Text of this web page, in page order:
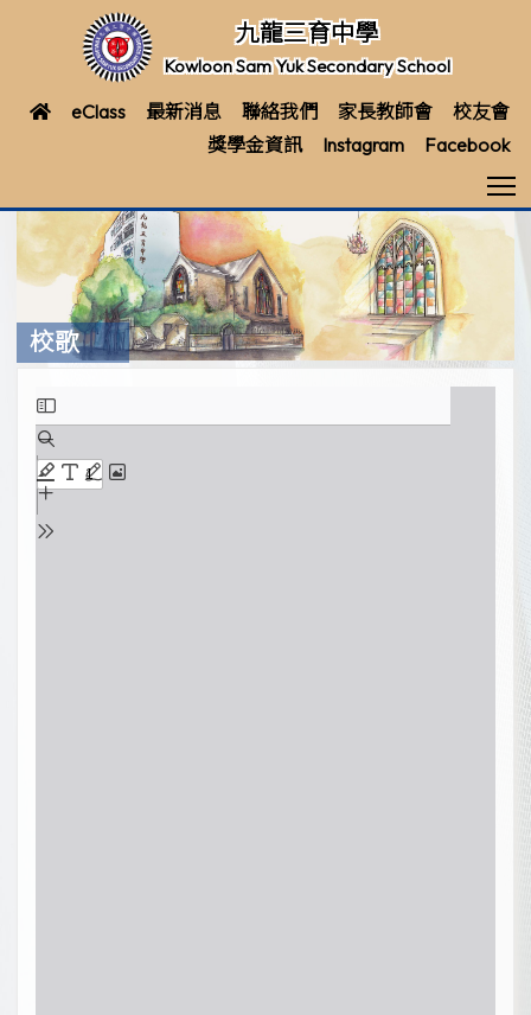
九龍三育中學
Kowloon Sam Yuk Secondary School
eClass 最新消息 聯絡我們 家長教師會
校友會
獎學金資訊
Instagram Facebook
校歌